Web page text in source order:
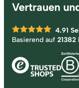
Vertrauen
4.91
Basierend auf 21382